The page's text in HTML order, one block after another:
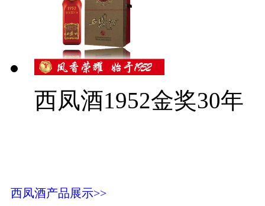
西凤酒1952金奖30年
西凤酒产品展示>>